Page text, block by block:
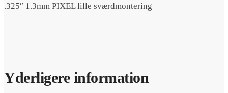
.325″ 1.3mm PIXEL lille sværdmontering
Yderligere information